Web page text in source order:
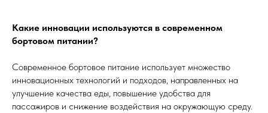
Какие инновации используются в современном
бортовом питании?
Современное бортовое питание использует множество
инновационных технологий и подходов, направленных на
улучшение качества еды, повышение удобства для
пассажиров и снижение воздействия на окружающую среду.